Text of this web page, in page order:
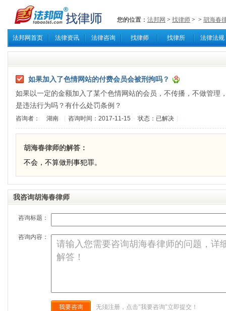
如果加入了色情网站的付费会员会被刑拘吗？
如果以一定的金额加入了某个色情网站的会员，不传播，不做管理
是违法行为吗？有什么处罚条例？
咨询者： 湖南 [ 咨询时间：2017-11-15 - 状态：已解决
胡海春律师的解答：
不会，不算做刑事犯罪。
我咨询胡海春律师
咨询标题：
咨询内容：
我要咨询 无须注册，点击"我要咨询"立即提交！
您的位置： 法邦网 > 找律师 > > 胡海春
法邦网首页 法律资讯 法律咨询 找律师 找律所 法律法规